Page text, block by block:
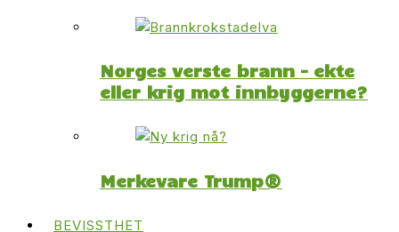
Norges verste brann – ekte
eller krig mot innbyggerne?
Merkevare Trump®
BEVISSTHET